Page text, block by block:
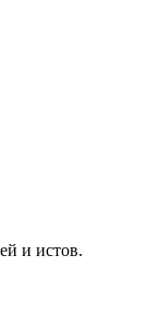
и истов.